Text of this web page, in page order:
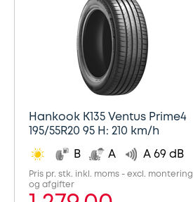
Hankook K135 Ventus Prime4
195/55R20 95 H: 210 km/h
B A A 69 dB
Pris pr. stk. inkl. moms - excl. montering
og afgifter